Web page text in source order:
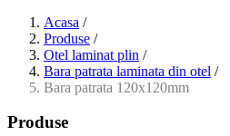
Acasa /
Produse /
Otel laminat plin /
Bara patrata laminata din otel /
Bara patrata 120x120mm
Produse